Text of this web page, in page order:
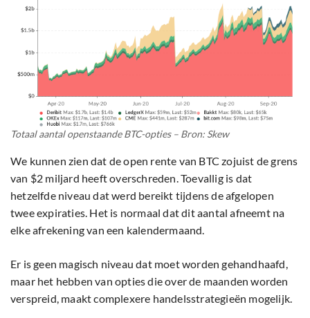
Totaal aantal openstaande BTC-opties – Bron: Skew
We kunnen zien dat de open rente van BTC zojuist de grens
van $2 miljard heeft overschreden. Toevallig is dat
hetzelfde niveau dat werd bereikt tijdens de afgelopen
twee expiraties. Het is normaal dat dit aantal afneemt na
elke afrekening van een kalendermaand.
Er is geen magisch niveau dat moet worden gehandhaafd,
maar het hebben van opties die over de maanden worden
verspreid, maakt complexere handelsstrategieën mogelijk.